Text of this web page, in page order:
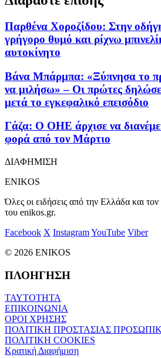
Παρθένα Χοροζίδου: Στην
γρήγορο θυμό και ρίχνω
αυτοκίνητο
Βάνα Μπάρμπα: «Ξύπνησα το
να μιλήσω» – Οι πρώτες
μετά το εγκεφαλικό επεισόδιο
Γάζα: Ο ΟΗΕ άρχισε να
φορά από τον Μάρτιο
ΔΙΑΦΗΜΙΣΗ
ENIKOS
Όλες οι ειδήσεις από την Ελλάδα και
του enikos.gr.
Facebook X InstagramYouTube Viber
© 2026 ENIKOS
ΠΛΟΗΓΗΣΗ
ΤΑΥΤΟΤΗΤΑ
ΕΠΙΚΟΙΝΩΝΙΑ
ΟΡΟΙ ΧΡΗΣΗΣ
ΠΟΛΙΤΙΚΗ ΠΡΟΣΤΑΣΙΑΣ
ΠΟΛΙΤΙΚΗ COOKIES
Κρατική Διαφήμιση